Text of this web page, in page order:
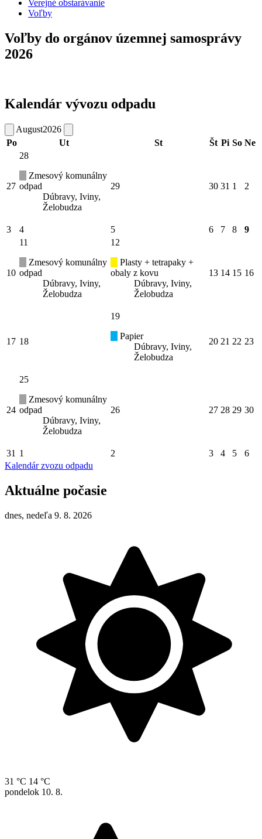
Verejné obstarávanie
Voľby
Voľby do orgánov územnej samosprávy
2026
Kalendár vývozu odpadu
August2026
Po
Ut St Št Pi So Ne
27
28
Zmesový komunálny
odpad
Dúbravy, Iviny,
Želobudza
29 30 31 1 2
3 4 5 6 7 8 9
10
11
Zmesový komunálny
odpad
Dúbravy, Iviny,
Želobudza
12
Plasty + tetrapaky +
obaly z kovu
Dúbravy, Iviny,
Želobudza
13 14 15 16
17 18
19
Papier
Dúbravy, Iviny,
Želobudza
20 21 22 23
24
25
Zmesový komunálny
odpad
Dúbravy, Iviny,
Želobudza
26 27 28 29 30
31 1 2 3 4 5
6
Kalendár zvozu odpadu
Aktuálne počasie
dnes, nedeľa 9. 8. 2026
31 °C 14 °C
pondelok 10. 8.